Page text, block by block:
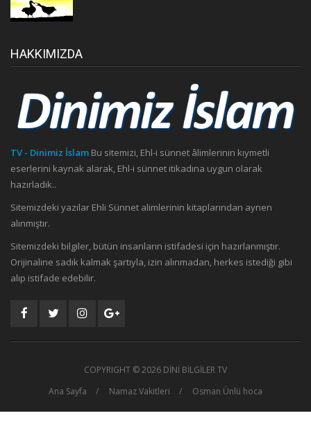
HAKKIMIZDA
TV - Dinimiz İslam Bu sitemizi, Ehl-i sünnet âlimlerinin kıymetli
eserlerini kaynak alarak, Ehl-i sünnet itikadına uygun olarak
hazırladık..
Sitemizdeki yazılar Ehli Sünnet alimlerinin kitaplarından aynen
alınmıştır.
Sitemizdeki bilgiler, bütün insanların istifadesi için hazırlanmıştır.
Orijinaline sadık kalmak şartıyla, izin alınmadan, herkes istediği gibi
alıp istifade edebilir.
COPYRIGHT ©2026 DİNİ BİLGİLER TV
Ana Sayfa
Namaz Vakitleri Osman Ünlü hoca